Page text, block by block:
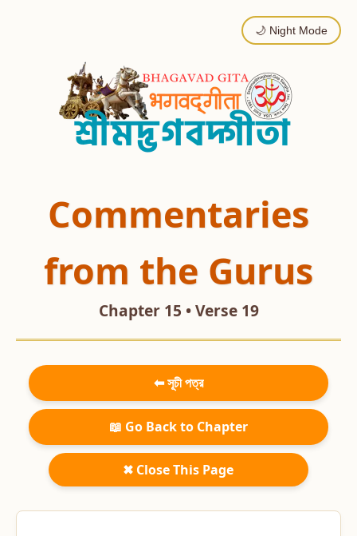
🌙 Night Mode
Commentaries
from the Gurus
Chapter 15 • Verse 19
⬅ সূচী পত্র
📖 Go Back to Chapter
✖ Close This Page